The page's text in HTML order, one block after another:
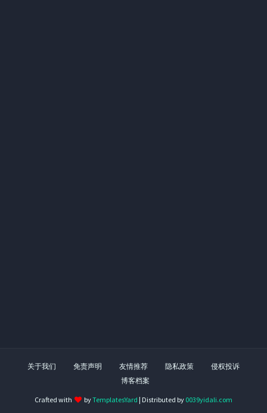
关于我们 免责声明 友情推荐 隐私政策
侵权投诉
博客档案
Crafted with byTemplatesYard | Distributed by 0039yidali.com